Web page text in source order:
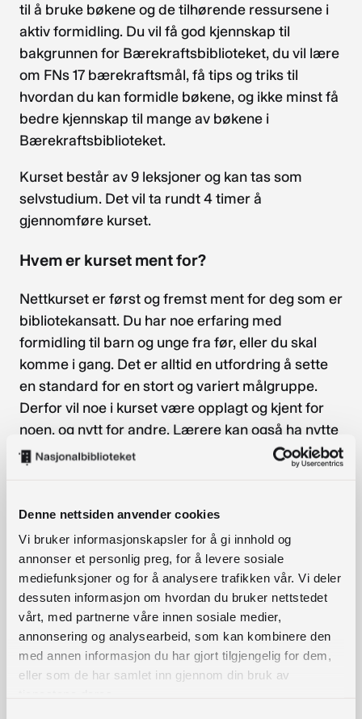
Denne nettsiden anvender cookies
Vi bruker informasjonskapsler for å gi innhold og
annonser et personlig preg, for å levere sosiale
mediefunksjoner og for å analysere trafikken vår. Vi deler
dessuten informasjon om hvordan du bruker nettstedet
vårt, med partnerne våre innen sosiale medier,
annonsering og analysearbeid, som kan kombinere den
med annen informasjon du har gjort tilgjengelig for dem,
eller som de har samlet inn gjennom din bruk av
til å bruke bøkene og de tilhørende ressursene i
aktiv formidling. Du vil få god kjennskap til
bakgrunnen for Bærekraftsbiblioteket, du vil lære
om FNs 17 bærekraftsmål, få tips og triks til
hvordan du kan formidle bøkene, og ikke minst få
bedre kjennskap til mange av bøkene i
Bærekraftsbiblioteket.
Kurset består av 9 leksjoner og kan tas som
selvstudium. Det vil ta rundt 4 timer å
gjennomføre kurset.
Hvem er kurset ment for?
Nettkurset er først og fremst ment for deg som er
bibliotekansatt. Du har noe erfaring med
formidling til barn og unge fra før, eller du skal
komme i gang. Det er alltid en utfordring å sette
en standard for en stort og variert målgruppe.
Derfor vil noe i kurset være opplagt og kjent for
noen, og nytt for andre. Lærere kan også ha nytte
av kurset.
Hvem står bak kurset?
Trøndelag fylkesbibliotek har hatt
koordineringsansvar for utvikling av kurset, og
innholdet er produsert av:
Norsk barnebokinstitutt ved Ayse Koca
FN-sambandet ved Mari Eggen Sager og Ida
Trøndelag fylkesbibliotek ved Malin Kvam